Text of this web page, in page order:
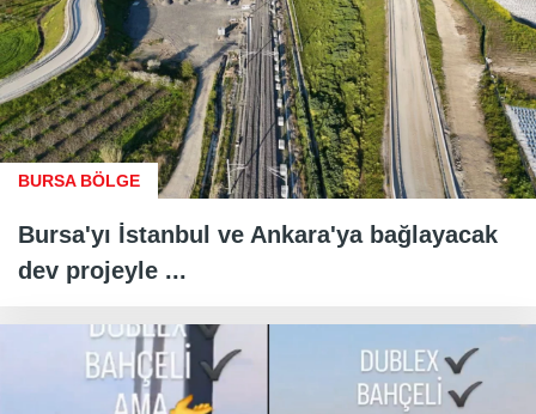
BURSA BÖLGE
Bursa'yı İstanbul ve Ankara'ya bağlayacak
dev projeyle ...